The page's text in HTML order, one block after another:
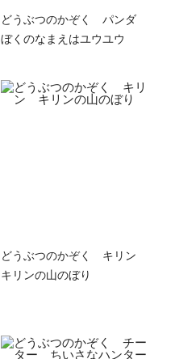
どうぶつのかぞく パンダ
ぼくのなまえはユウユウ
どうぶつのかぞく キリン
キリンの山のぼり